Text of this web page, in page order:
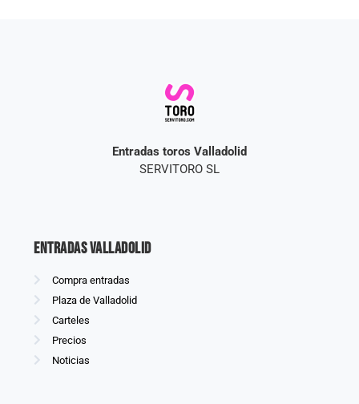
Entradas toros Valladolid
SERVITORO SL
Entradas Valladolid
Compra entradas
Plaza de Valladolid
Carteles
Precios
Noticias